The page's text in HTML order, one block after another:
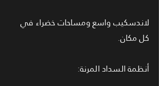
لاندسكيب واسع ومساحات خضراء في
كل مكان.
أنظمة السداد المرنة: